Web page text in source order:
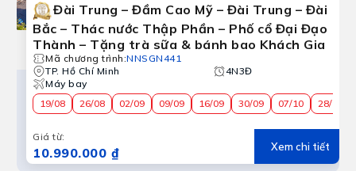
Đài Trung – Đầm Cao Mỹ – Đài Trung – Đài
Bắc – Thác nước Thập Phần – Phố cổ Đại Đạo
Thành – Tặng trà sữa & bánh bao Khách Gia
Mã chương trình:NNSGN441
TP. Hồ Chí Minh
4N3Đ
Máy bay
19/08
26/08 02/09 09/09 16/09 30/09 07/10 28/10
Giá từ:
10.990.000 ₫ Xem chi tiết